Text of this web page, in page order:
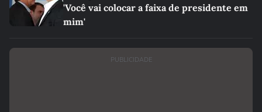
'Você vai colocar a faixa de presidente em
mim'
PUBLICIDADE